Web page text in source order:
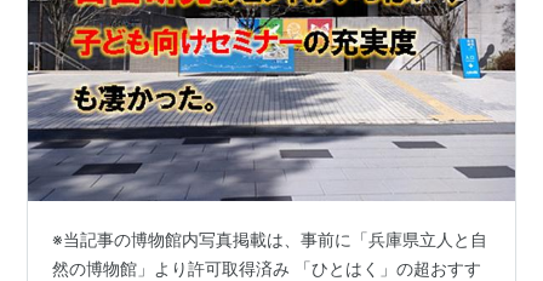
※当記事の博物館内写真掲載は、事前に「兵庫県立人と自
然の博物館」より許可取得済み 「ひとはく」の超おすす